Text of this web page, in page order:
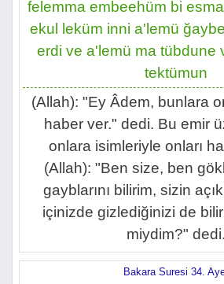
felemma embeehüm bi
ekul leküm inni a'lemü
erdi ve a'lemü ma tübdune
tektümun
(Allah): "Ey Âdem, bunlara
haber ver." dedi. Bu emir
onlara isimleriyle onları
(Allah): "Ben size, ben
gayblarını bilirim, sizin
içinizde gizlediğinizi de
miydim?" dedi.
Bakara Suresi 34.